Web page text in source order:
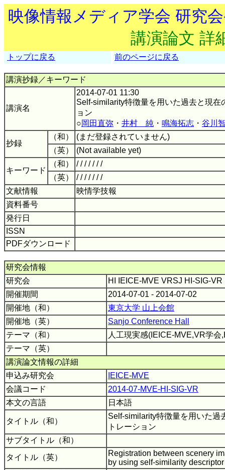
映像情報メディア学会 研究
講演論文 詳
トップに戻る 前のページに戻る
講演抄録／キーワード
講演名
2014-07-01 11:30
Self-similarity特徴量を用いた過去と現在
ョン
○岡田直弥 ・ 井村 純 ・ 鳴海拓志 ・ 谷川
抄録
（和）
(まだ登録されていません)
（英）
(Not available yet)
キーワード
（和）
/ / / / / / /
（英）
/ / / / / / /
文献情報
映情学技報
資料番号
発行日
ISSN
PDFダウンロード
研究会情報
研究会
HI IEICE-MVE VRSJ HI-SIG-
開催期間
2014-07-01 - 2014-07-02
開催地（和）
東京大学 山上会館
開催地（英）
Sanjo Conference Hall
テーマ（和）
人工現実感(IEICE-MVE,VR学
テーマ（英）
講演論文情報の詳細
申込み研究会
IEICE-MVE
会議コード
2014-07-MVE-HI-SIG-VR
本文の言語
日本語
タイトル（和）
Self-similarity特徴量を用いた過
トレーション
サブタイトル（和）
タイトル（英）
Registration between scenery
by using self-similarity